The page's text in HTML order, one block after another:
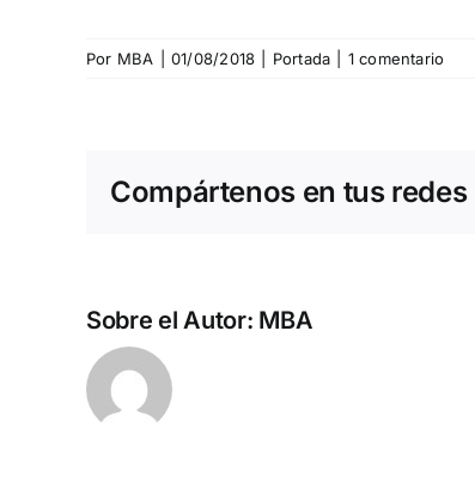
Por MBA 01/08/2018 Portada 1 comentario
Compártenos en tus redes
Sobre el Autor: MBA